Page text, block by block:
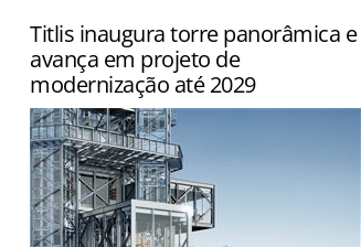
Titlis inaugura torre panorâmica e
avança em projeto de
modernização até 2029